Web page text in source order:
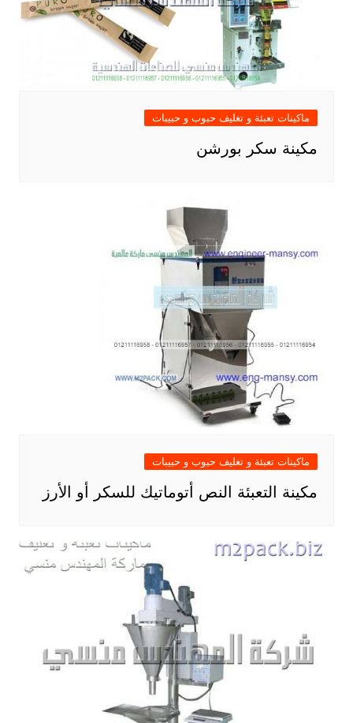
ماكينات تعبئة و تغليف حبوب و حبيبات
مكينة سكر بورشن
ماكينات تعبئة و تغليف حبوب و حبيبات
مكينة التعبئة النص أتوماتيك للسكر أو الأرز